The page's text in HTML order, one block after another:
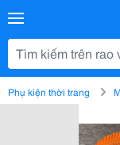
Phụ kiện thời trang